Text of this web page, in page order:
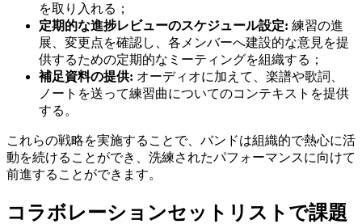
を取り入れる；
定期的な進捗レビューのスケジュール設定: 練習の進
展、変更点を確認し、各メンバーへ建設的な意見を提
供するための定期的なミーティングを組織する；
補足資料の提供: オーディオに加えて、楽譜や歌詞、
ノートを送って練習曲についてのコンテキストを提供
する。
これらの戦略を実施することで、バンドは組織的で熱心に活
動を続けることができ、洗練されたパフォーマンスに向けて
前進することができます。
コラボレーションセットリストで課題